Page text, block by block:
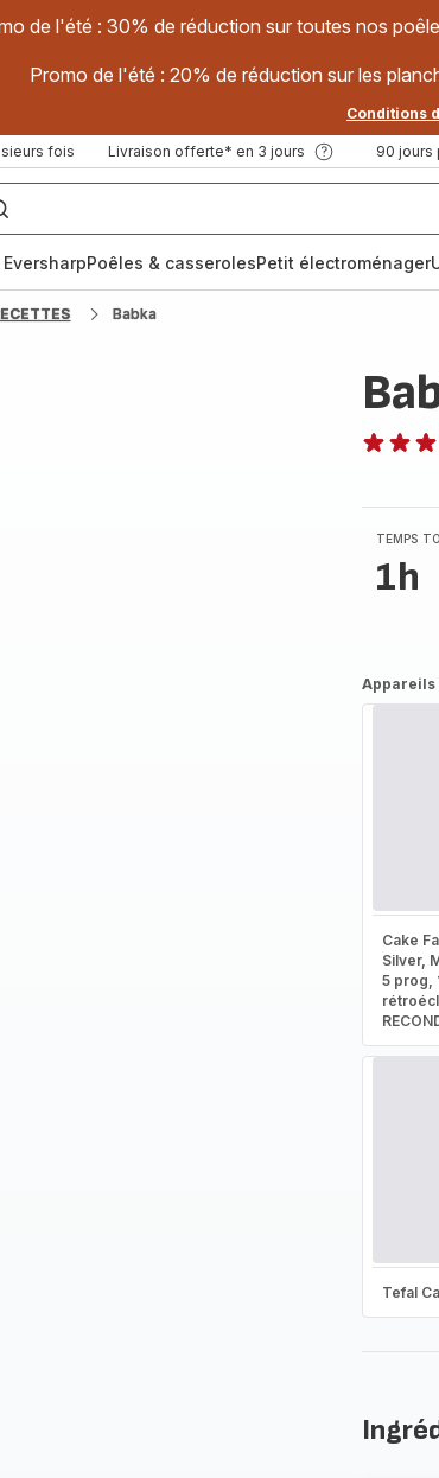
de l'été : 30% de réduction sur toutes nos
Promo de l'été : 20% de réduction sur les
Conditions
fois Livraison offerte* en 3 jours 90 jours
Poêles & casserolesPetit électroménager
Babka
TEMPS
1h
Appareils
Cake
Silver,
5 prog,
Tefal